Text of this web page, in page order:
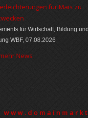
für Mais zu
für Wirtschaft, Bildung und
WBF, 07.08.2026
News